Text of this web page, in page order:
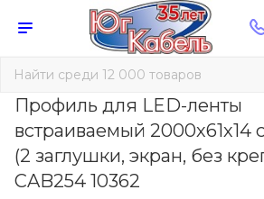
Профиль для LED-ленты
встраиваемый 2000х61х14
(2 заглушки, экран, без
CAB254 10362